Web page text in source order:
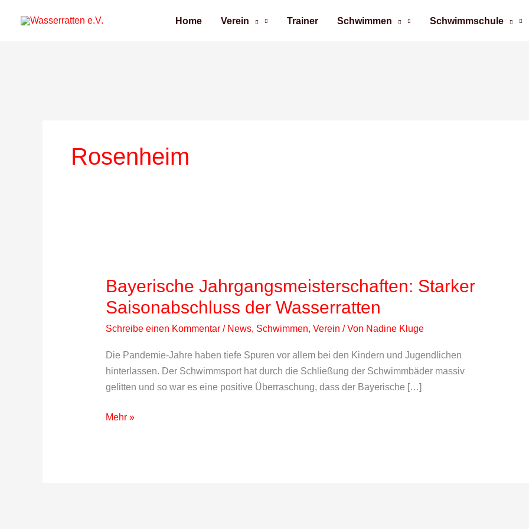
Inhalt
Home Verein Trainer Schwimmen Schwimmschule
Rosenheim
Bayerische Jahrgangsmeisterschaften: Starker
Saisonabschluss der Wasserratten
Schreibe einen Kommentar / News, Schwimmen, Verein / Von Nadine Kluge
Die Pandemie-Jahre haben tiefe Spuren vor allem bei den Kindern und Jugendlichen
hinterlassen. Der Schwimmsport hat durch die Schließung der Schwimmbäder massiv
gelitten und so war es eine positive Überraschung, dass der Bayerische […]
Bayerische
Mehr »